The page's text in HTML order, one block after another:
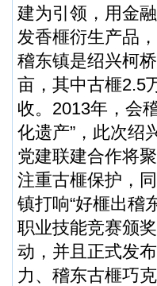
建为引领，用金
发香榧衍生产品
稽东镇是绍兴柯
亩，其中古榧2.5
收。2013年，会
化遗产”，此次绍
党建联建合作将
注重古榧保护，
镇打响“好榧出稽
职业技能竞赛颁
动，并且正式发
力、稽东古榧巧